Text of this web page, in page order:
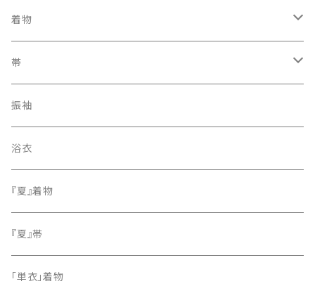
着物
訪問着・付下げ
紬
色無地
小紋
留袖
帯
袋帯
名古屋帯
振袖
浴衣
『夏』着物
『夏』帯
「単衣」着物